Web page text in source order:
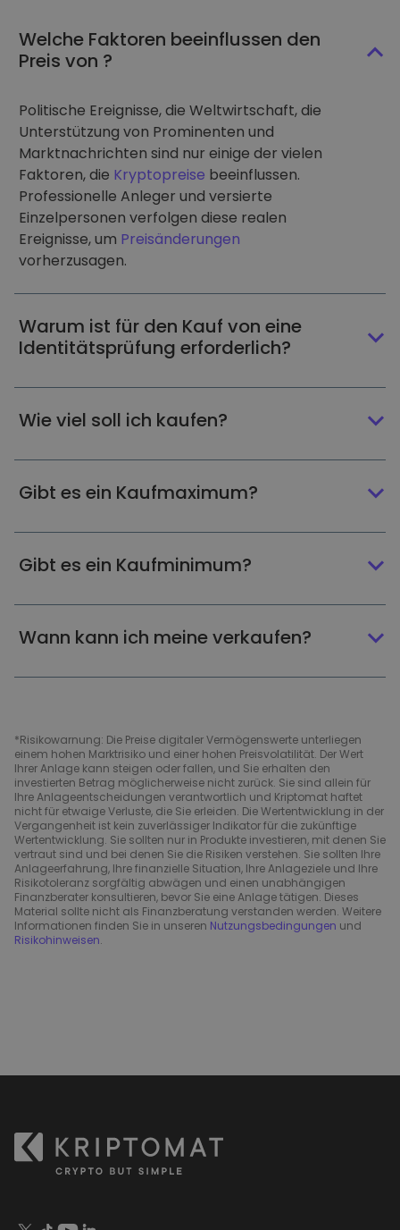
Welche Faktoren beeinflussen den
Preis von ?
Politische Ereignisse, die Weltwirtschaft, die
Unterstützung von Prominenten und
Marktnachrichten sind nur einige der vielen
Faktoren, die Kryptopreise beeinflussen.
Professionelle Anleger und versierte
Einzelpersonen verfolgen diese realen
Ereignisse, um Preisänderungen
vorherzusagen.
Warum ist für den Kauf von eine
Identitätsprüfung erforderlich?
Wie viel soll ich kaufen?
Gibt es ein Kaufmaximum?
Gibt es ein Kaufminimum?
Wann kann ich meine verkaufen?
*Risikowarnung: Die Preise digitaler Vermögenswerte unterliegen
einem hohen Marktrisiko und einer hohen Preisvolatilität. Der Wert
Ihrer Anlage kann steigen oder fallen, und Sie erhalten den
investierten Betrag möglicherweise nicht zurück. Sie sind allein für
Ihre Anlageentscheidungen verantwortlich und Kriptomat haftet
nicht für etwaige Verluste, die Sie erleiden. Die Wertentwicklung in der
Vergangenheit ist kein zuverlässiger Indikator für die zukünftige
Wertentwicklung. Sie sollten nur in Produkte investieren, mit denen Sie
vertraut sind und bei denen Sie die Risiken verstehen. Sie sollten Ihre
Anlageerfahrung, Ihre finanzielle Situation, Ihre Anlageziele und Ihre
Risikotoleranz sorgfältig abwägen und einen unabhängigen
Finanzberater konsultieren, bevor Sie eine Anlage tätigen. Dieses
Material sollte nicht als Finanzberatung verstanden werden. Weitere
Informationen finden Sie in unseren Nutzungsbedingungen und
Risikohinweisen.